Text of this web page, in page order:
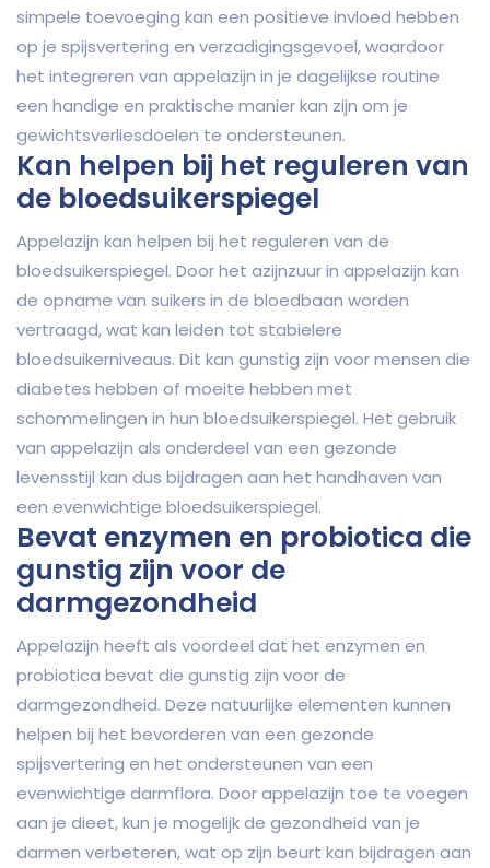
simpele toevoeging kan een positieve invloed hebben
op je spijsvertering en verzadigingsgevoel, waardoor
het integreren van appelazijn in je dagelijkse routine
een handige en praktische manier kan zijn om je
gewichtsverliesdoelen te ondersteunen.
Kan helpen bij het reguleren van
de bloedsuikerspiegel
Appelazijn kan helpen bij het reguleren van de
bloedsuikerspiegel. Door het azijnzuur in appelazijn kan
de opname van suikers in de bloedbaan worden
vertraagd, wat kan leiden tot stabielere
bloedsuikerniveaus. Dit kan gunstig zijn voor mensen die
diabetes hebben of moeite hebben met
schommelingen in hun bloedsuikerspiegel. Het gebruik
van appelazijn als onderdeel van een gezonde
levensstijl kan dus bijdragen aan het handhaven van
een evenwichtige bloedsuikerspiegel.
Bevat enzymen en probiotica die
gunstig zijn voor de
darmgezondheid
Appelazijn heeft als voordeel dat het enzymen en
probiotica bevat die gunstig zijn voor de
darmgezondheid. Deze natuurlijke elementen kunnen
helpen bij het bevorderen van een gezonde
spijsvertering en het ondersteunen van een
evenwichtige darmflora. Door appelazijn toe te voegen
aan je dieet, kun je mogelijk de gezondheid van je
darmen verbeteren, wat op zijn beurt kan bijdragen aan